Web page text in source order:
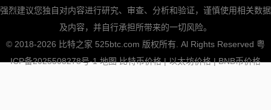
强烈建议您独自对内容进行研究、审查、分析和验证，谨慎使用相关数据
及内容，并自行承担所带来的一切风险。
© 2018-2026 比特之家 525btc.com 版权所有. Al Rights Reserved 粤
ICP备2025508278号-1 地图 比特币价格|以太坊价格|BNB币价格